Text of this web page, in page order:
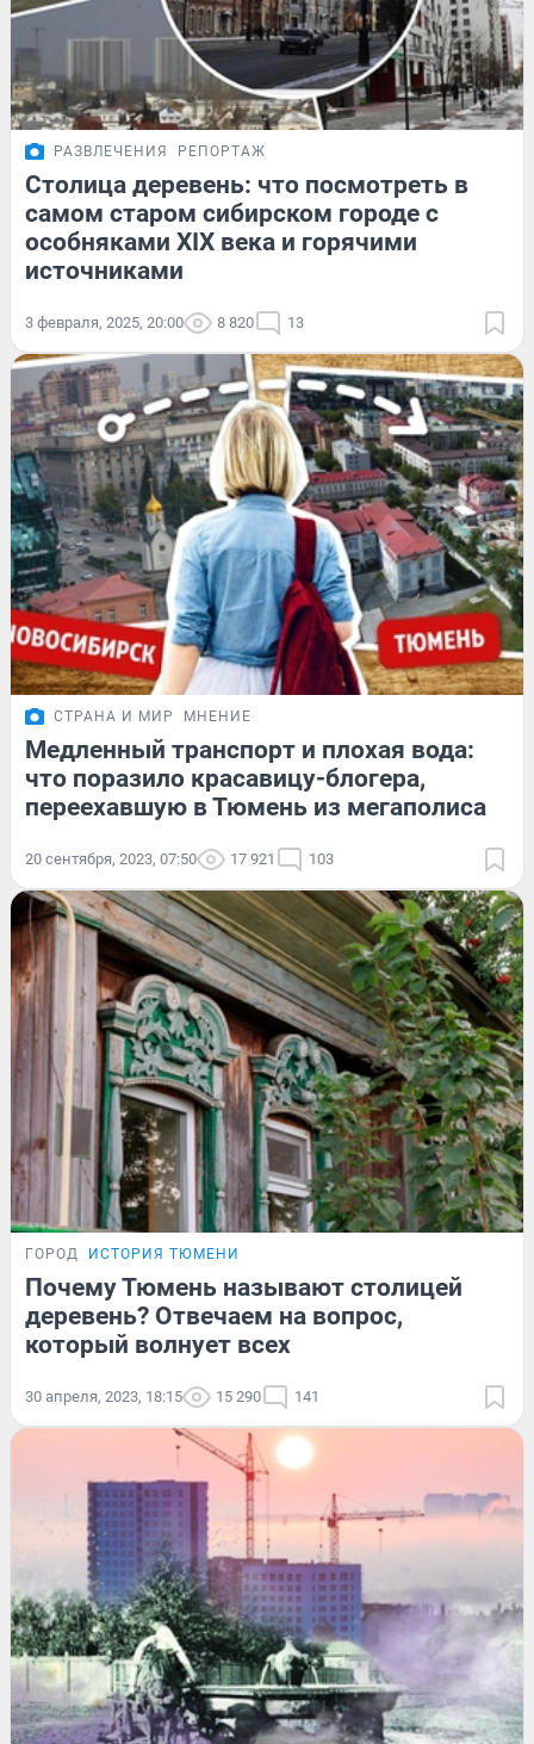
РАЗВЛЕЧЕНИЯ РЕПОРТАЖ
Столица деревень: что посмотреть в
самом старом сибирском городе с
особняками XIX века и горячими
источниками
3 февраля, 2025, 20:00 8 820 13
СТРАНА И МИР МНЕНИЕ
Медленный транспорт и плохая вода:
что поразило красавицу-блогера,
переехавшую в Тюмень из мегаполиса
20 сентября, 2023, 07:50 17 921 103
ГОРОД ИСТОРИЯ ТЮМЕНИ
Почему Тюмень называют столицей
деревень? Отвечаем на вопрос,
который волнует всех
30 апреля, 2023, 18:15 15 290 141